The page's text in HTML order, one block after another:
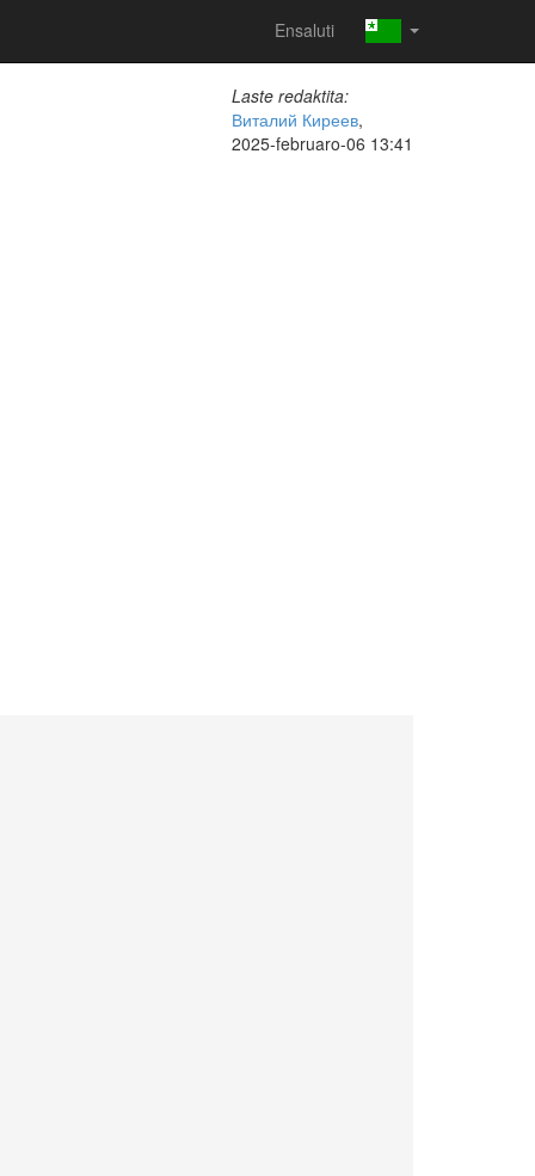
Ensaluti
Laste redaktita:
Виталий Киреев,
2025-februaro-06 13:41